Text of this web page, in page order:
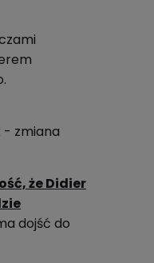
- zmiana
że Didier
dojść do